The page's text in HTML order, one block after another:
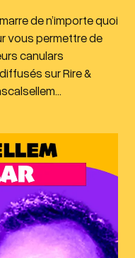
de n’importe quoi
vous permettre de
canulars
sur Rire &